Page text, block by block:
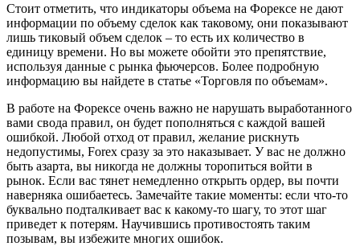
Стоит отметить, что индикаторы объема на Форексе не дают
информации по объему сделок как таковому, они показывают
лишь тиковый объем сделок – то есть их количество в
единицу времени. Но вы можете обойти это препятствие,
используя данные с рынка фьючерсов. Более подробную
информацию вы найдете в статье «Торговля по объемам».
В работе на Форексе очень важно не нарушать выработанного
вами свода правил, он будет пополняться с каждой вашей
ошибкой. Любой отход от правил, желание рискнуть
недопустимы, Forex сразу за это наказывает. У вас не должно
быть азарта, вы никогда не должны торопиться войти в
рынок. Если вас тянет немедленно открыть ордер, вы почти
наверняка ошибаетесь. Замечайте такие моменты: если что-то
буквально подталкивает вас к какому-то шагу, то этот шаг
приведет к потерям. Научившись противостоять таким
позывам, вы избежите многих ошибок.